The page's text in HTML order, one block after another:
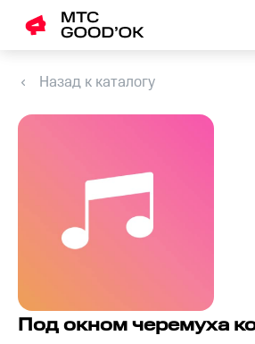
Назад к каталогу
Под окном черемуха